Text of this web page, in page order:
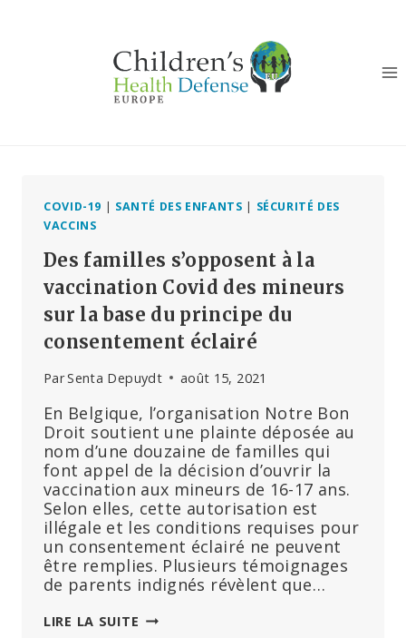
COVID-19 | SANTÉ DES ENFANTS | SÉCURITÉ DES
VACCINS
Des familles s’opposent à la
vaccination Covid des mineurs
sur la base du principe du
consentement éclairé
ParSenta Depuydt août 15, 2021
En Belgique, l’organisation Notre Bon
Droit soutient une plainte déposée au
nom d’une douzaine de familles qui
font appel de la décision d’ouvrir la
vaccination aux mineurs de 16-17 ans.
Selon elles, cette autorisation est
illégale et les conditions requises pour
un consentement éclairé ne peuvent
être remplies. Plusieurs témoignages
de parents indignés révèlent que…
LIRE LA SUITE DES